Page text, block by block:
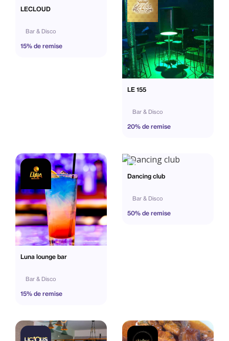
LECLOUD
Bar & Disco
15% de remise
LE 155
Bar & Disco
20% de remise
Luna lounge bar
Bar & Disco
15% de remise
Dancing club
Bar & Disco
50% de remise